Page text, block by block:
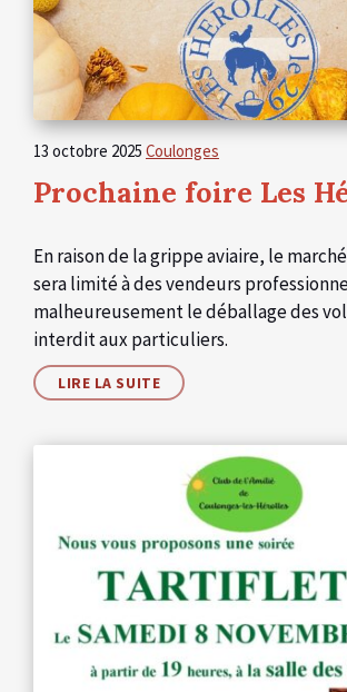
13 octobre 2025 Coulonges
Prochaine foire Les
En raison de la grippe aviaire, le
sera limité à des vendeurs
malheureusement le déballage des
interdit aux particuliers.
LIRE LA SUITE